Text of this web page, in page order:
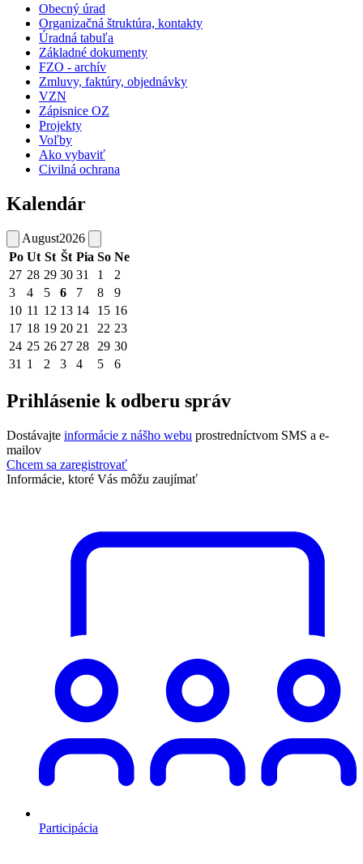
Obecný úrad
Organizačná štruktúra, kontakty
Úradná tabuľa
Základné dokumenty
FZO - archív
Zmluvy, faktúry, objednávky
VZN
Zápisnice OZ
Projekty
Voľby
Ako vybaviť
Civilná ochrana
Kalendár
August2026
Po Ut St Št Pia So Ne
27 28 29 30 31 1
2
3
4 5 6 7 8
9
10 11 12 13 14 15 16
17 18 19 20 21 22 23
24 25 26 27 28 29 30
31 1 2 3 4 5 6
Prihlásenie k odberu správ
Dostávajte informácie z nášho webu prostredníctvom SMS a e-
mailov
Chcem sa zaregistrovať
Informácie, ktoré Vás môžu zaujímať
Participácia